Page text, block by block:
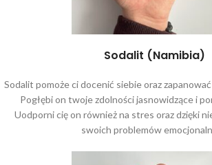
Sodalit (Namibia)
Sodalit pomoże ci docenić siebie oraz
Pogłębi on twoje zdolności jasnowidzące i
Uodporni cię on również na stres oraz dzięki
swoich problemów